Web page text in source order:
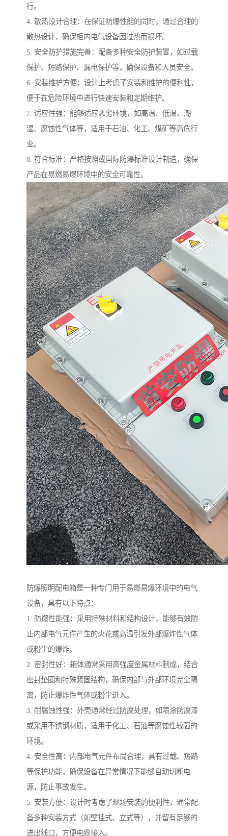
行。
4. 散热设计合理：在保证防爆性能的同时，通过合理的
散热设计，确保柜内电气设备因过热而损坏。
5. 安全防护措施完善：配备多种安全防护装置，如过载
保护、短路保护、漏电保护等，确保设备和人员安全。
6. 安装维护方便：设计上考虑了安装和维护的便利性，
便于在危险环境中进行快速安装和定期维护。
7. 适应性强：能够适应恶劣环境，如高温、低温、潮
湿、腐蚀性气体等，适用于石油、化工、煤矿等高危行
业。
8. 符合标准：严格按照或国际防爆标准设计制造，确保
产品在易燃易爆环境中的安全可靠性。
防爆照明配电箱是一种专门用于易燃易爆环境中的电气
设备，具有以下特点：
1. 防爆性能强：采用特殊材料和结构设计，能够有效防
止内部电气元件产生的火花或高温引发外部爆炸性气体
或粉尘的爆炸。
2. 密封性好：箱体通常采用高强度金属材料制成，结合
密封垫圈和特殊紧固结构，确保内部与外部环境完全隔
离，防止爆炸性气体或粉尘进入。
3. 耐腐蚀性强：外壳通常经过防腐处理，如喷涂防腐漆
或采用不锈钢材质，适用于化工、石油等腐蚀性较强的
环境。
4. 安全性高：内部电气元件布局合理，具有过载、短路
等保护功能，确保设备在异常情况下能够自动切断电
源，防止事故发生。
5. 安装方便：设计时考虑了现场安装的便利性，通常配
备多种安装方式（如壁挂式、立式等），并留有足够的
进出线口，方便电缆接入。